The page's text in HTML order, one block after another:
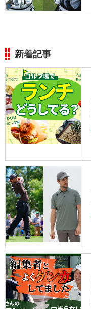
新着記事